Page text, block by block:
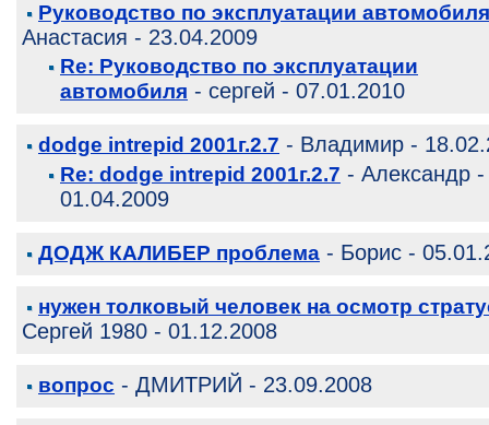
Руководство по эксплуатации автомобиля
Анастасия - 23.04.2009
Re: Руководство по эксплуатации
автомобиля - сергей - 07.01.2010
dodge intrepid 2001г.2.7 - Владимир -
Re: dodge intrepid 2001г.2.7 - Александр -
01.04.2009
ДОДЖ КАЛИБЕР проблема - Борис -
нужен толковый человек на осмотр
Сергей 1980 - 01.12.2008
вопрос - ДМИТРИЙ - 23.09.2008